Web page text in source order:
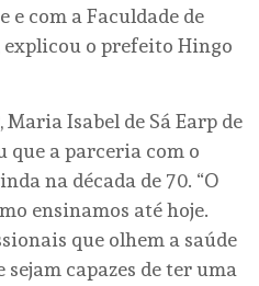
e com a Faculdade de
explicou o prefeito Hingo
Isabel de Sá Earp de
que a parceria com o
na década de 70. “O
ensinamos até hoje.
que olhem a saúde
capazes de ter uma